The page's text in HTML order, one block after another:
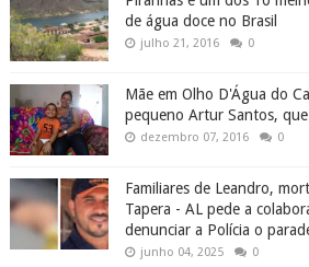
de água doce no Brasil
julho 21, 2016 0
Mãe em Olho D'Água do
pequeno Artur Santos,
dezembro 07, 2016 0
Familiares de Leandro,
Tapera - AL pede a
denunciar a Polícia o
junho 04, 2025 0